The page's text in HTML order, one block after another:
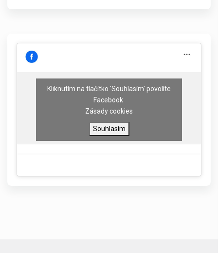
Kliknutím na tlačítko 'Souhlasím' povolíte
Facebook
Zásady cookies
Souhlasím